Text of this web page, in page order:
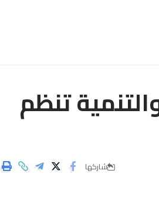
تنظم
شاركها